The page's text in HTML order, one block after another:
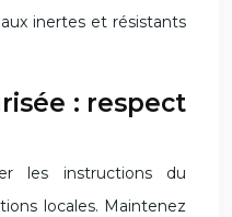
inertes et résistants
: respect
les instructions du
locales. Maintenez